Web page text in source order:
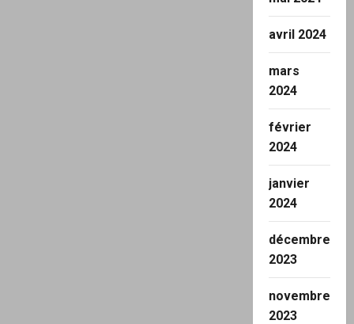
avril 2024
mars
2024
février
2024
janvier
2024
décembre
2023
novembre
2023